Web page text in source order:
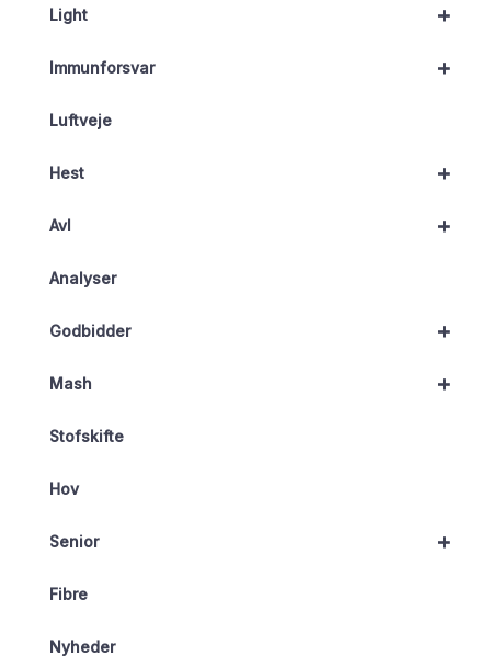
+
Light
+
Immunforsvar
Luftveje
+
Hest
+
Avl
Analyser
+
Godbidder
+
Mash
Stofskifte
Hov
+
Senior
Fibre
Nyheder